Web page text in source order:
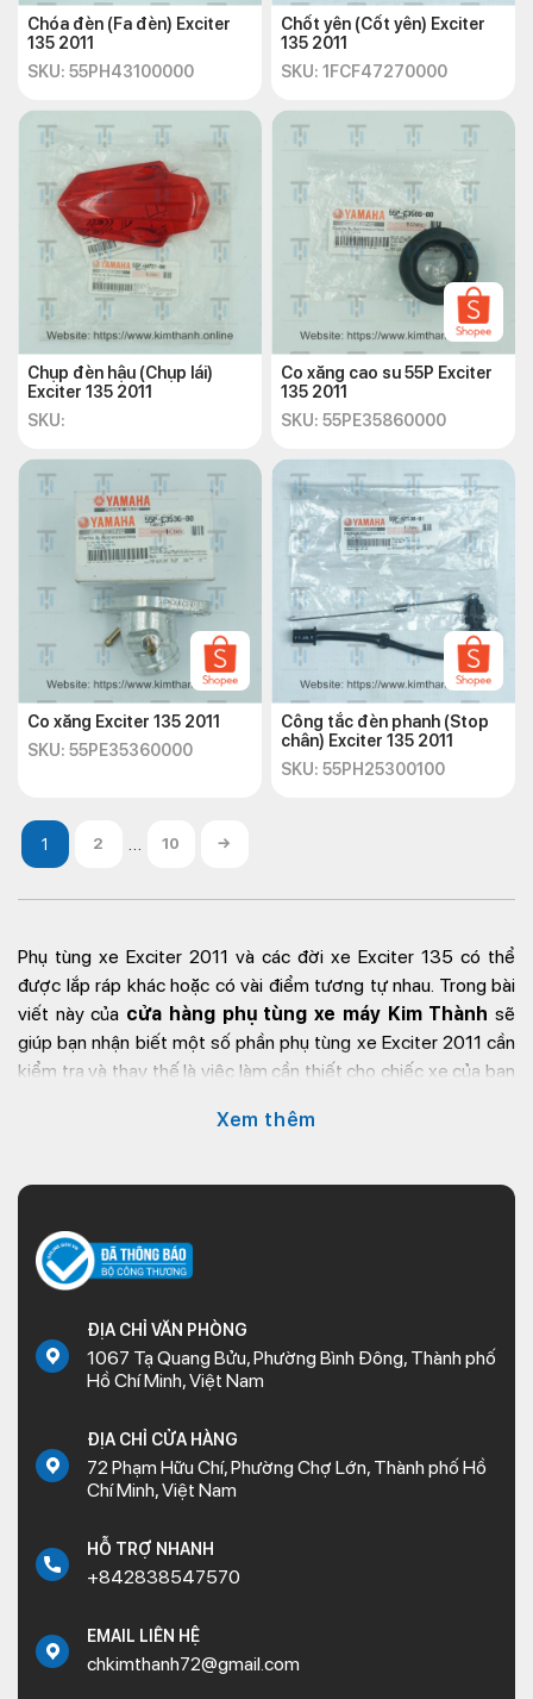
Chóa đèn (Fa đèn) Exciter
135 2011
SKU: 55PH43100000
Chốt yên (Cốt yên) Exciter
135 2011
SKU: 1FCF47270000
Chụp đèn hậu (Chụp lái)
Exciter 135 2011
SKU:
Co xăng cao su 55P Exciter
135 2011
SKU: 55PE35860000
Co xăng Exciter 135 2011
SKU: 55PE35360000
Công tắc đèn phanh (Stop
chân) Exciter 135 2011
SKU: 55PH25300100
2 … 10 →
Phụ tùng xe Exciter 2011 và các đời xe Exciter 135 có thể
được lắp ráp khác hoặc có vài điểm tương tự nhau. Trong bài
viết này của cửa hàng phụ tùng xe máy Kim Thành sẽ
giúp bạn nhận biết một số phần phụ tùng xe Exciter 2011 cần
kiểm tra và thay thế là việc làm cần thiết cho chiếc xe của bạn
Exciter 2011
Phụ tùng xe máy Exciter 2011 gồm có các phần chính:
Bugi NGK Iridium cho Exciter 2011
Ắc quy 4Ah Globe
Tấm lọc khí Exciter 2011
Má phanh sau Exciter 2011
Đĩa phanh trước Exciter 2011
Dây côn Exciter 2011
Nhông sên dĩa DID HDS 428 Exciter 2011
Xem thêm
ĐỊA CHỈ VĂN PHÒNG
1067 Tạ Quang Bửu, Phường Bình Đông, Thành phố
Hồ Chí Minh, Việt Nam
ĐỊA CHỈ CỬA HÀNG
72 Phạm Hữu Chí, Phường Chợ Lớn, Thành phố Hồ
Chí Minh, Việt Nam
HỖ TRỢ NHANH
+842838547570
EMAIL LIÊN HỆ
chkimthanh72@gmail.com